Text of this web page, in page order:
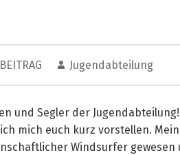
BEITRAG Jugendabteilung
und Segler der
mich euch kurz vorstellen.
Windsurfer gewesen